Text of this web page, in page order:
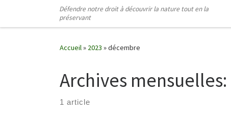
Défendre notre droit à découvrir la nature tout en la
préservant
Accueil» 2023 »décembre
Archives mensuelles:
1 article